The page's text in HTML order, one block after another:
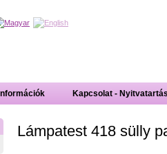
Kapcsolat -
Lámpatest 418 sülly